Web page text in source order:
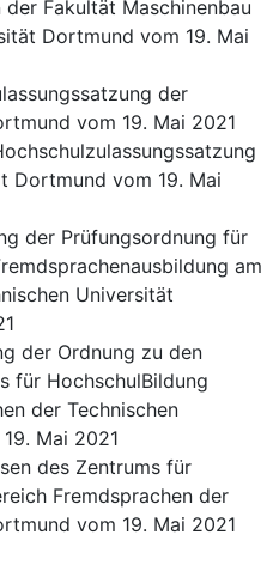
Fakultät Maschinenbau
Dortmund vom 19. Mai
der
vom 19. Mai 2021
Dortmund vom 19. Mai
der Prüfungsordnung für
am
Universität
der Ordnung zu den
für HochschulBildung
der Technischen
Mai 2021
des Zentrums für
Fremdsprachen der
vom 19. Mai 2021